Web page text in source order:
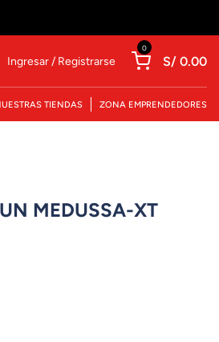
Ingresar / Registrarse
0
S/ 0.00
TIENDAS ZONA EMPRENDEDORES
MEDUSSA-XT